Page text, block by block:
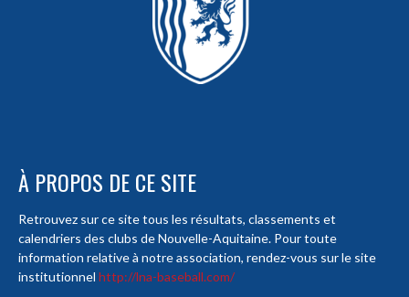
À PROPOS DE CE SITE
Retrouvez sur ce site tous les résultats, classements et
calendriers des clubs de Nouvelle-Aquitaine. Pour toute
information relative à notre association, rendez-vous sur le site
institutionnel http://lna-baseball.com/